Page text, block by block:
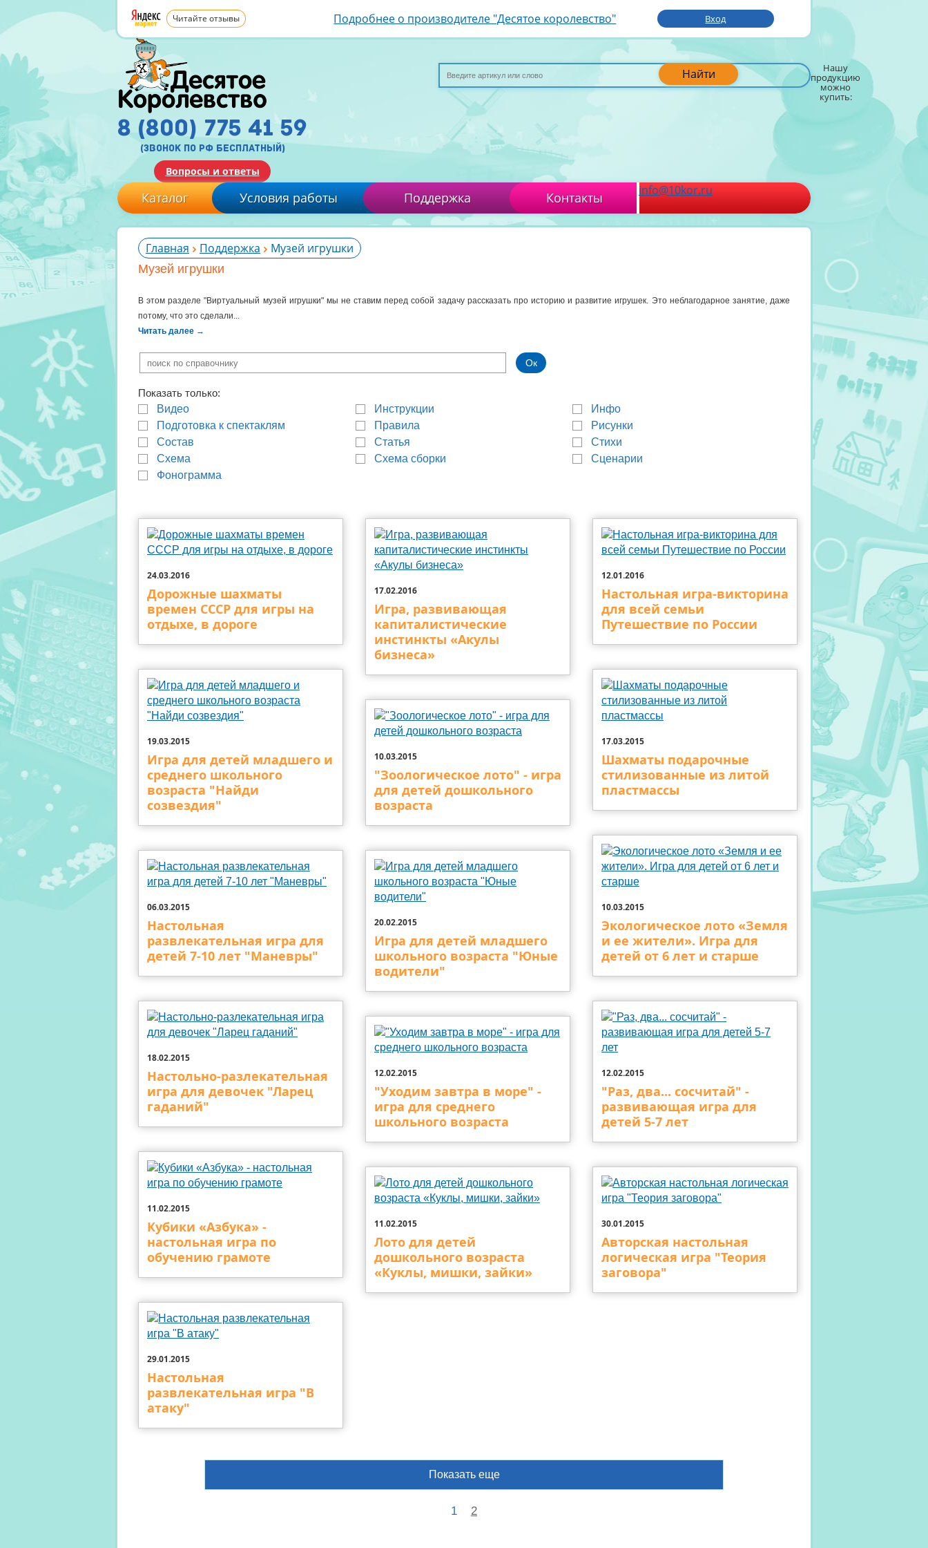
Читайте отзывы Подробнее о производителе "Десятое королевство" Вход
Найти Нашу
продукцию
можно
купить:
8 (800) 775 41 59
(звонок по рф бесплатный)
Вопросы и ответы
Каталог Условия работы Поддержка Контакты info@10kor.ru
Главная Поддержка Музей игрушки
Музей игрушки
В этом разделе "Виртуальный музей игрушки" мы не ставим перед собой задачу рассказать про историю и развитие игрушек. Это неблагодарное занятие, даже
потому, что это сделали...
Читать далее →
Показать только:
Видео
Инструкции
Инфо
Подготовка к спектаклям
Правила
Рисунки
Состав
Статья
Стихи
Схема
Схема сборки
Сценарии
Фонограмма
24.03.2016
Дорожные шахматы
времен СССР для игры на
отдыхе, в дороге
17.02.2016
Игра, развивающая
капиталистические
инстинкты «Акулы
бизнеса»
12.01.2016
Настольная игра-викторина
для всей семьи
Путешествие по России
19.03.2015
Игра для детей младшего и
среднего школьного
возраста "Найди
созвездия"
17.03.2015
Шахматы подарочные
стилизованные из литой
пластмассы
10.03.2015
"Зоологическое лото" - игра
для детей дошкольного
возраста
10.03.2015
Экологическое лото «Земля
и ее жители». Игра для
детей от 6 лет и старше
06.03.2015
Настольная
развлекательная игра для
детей 7-10 лет "Маневры"
20.02.2015
Игра для детей младшего
школьного возраста "Юные
водители"
18.02.2015
Настольно-разлекательная
игра для девочек "Ларец
гаданий"
12.02.2015
"Раз, два... сосчитай" -
развивающая игра для
детей 5-7 лет
12.02.2015
"Уходим завтра в море" -
игра для среднего
школьного возраста
11.02.2015
Кубики «Азбука» -
настольная игра по
обучению грамоте
11.02.2015
Лото для детей
дошкольного возраста
«Куклы, мишки, зайки»
30.01.2015
Авторская настольная
логическая игра "Теория
заговора"
29.01.2015
Настольная
развлекательная игра "В
атаку"
Показать еще
1 2